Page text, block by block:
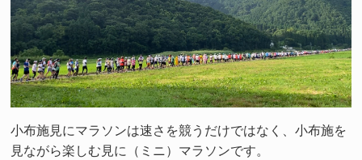
小布施見にマラソンは速さを競うだけではなく、小布施を
見ながら楽しむ見に（ミニ）マラソンです。